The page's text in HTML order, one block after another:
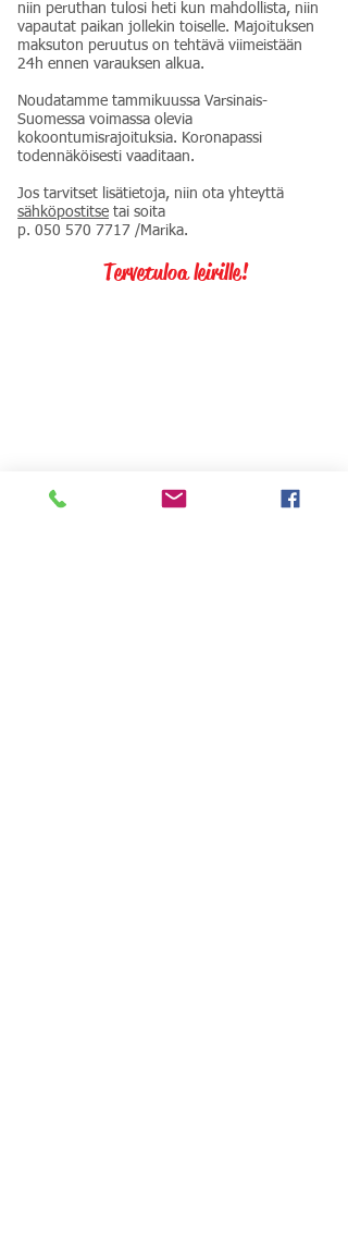
niin peruthan tulosi heti kun mahdollista, niin
vapautat paikan jollekin toiselle. Majoituksen
maksuton peruutus on tehtävä viimeistään
24h ennen varauksen alkua.
Noudatamme tammikuussa Varsinais-
Suomessa voimassa olevia
kokoontumisrajoituksia. Koronapassi
todennäköisesti vaaditaan.
Jos tarvitset lisätietoja, niin ota yhteyttä
sähköpostitse tai soita
p. 050 570 7717 /Marika.
Tervetuloa leirille!